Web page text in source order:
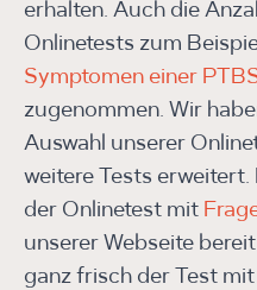
erhalten. Auch die
Onlinetests zum
Symptomen einer
zugenommen. Wir
Auswahl unserer
weitere Tests
der Onlinetest mit
unserer Webseite
ganz frisch der Test mit